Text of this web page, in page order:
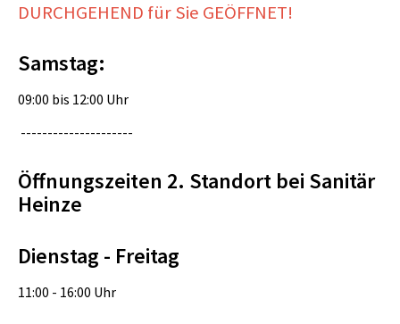
DURCHGEHEND für Sie GEÖFFNET!
Samstag:
09:00 bis 12:00 Uhr
---------------------
Öffnungszeiten 2. Standort bei Sanitär
Heinze
Dienstag - Freitag
11:00 - 16:00 Uhr